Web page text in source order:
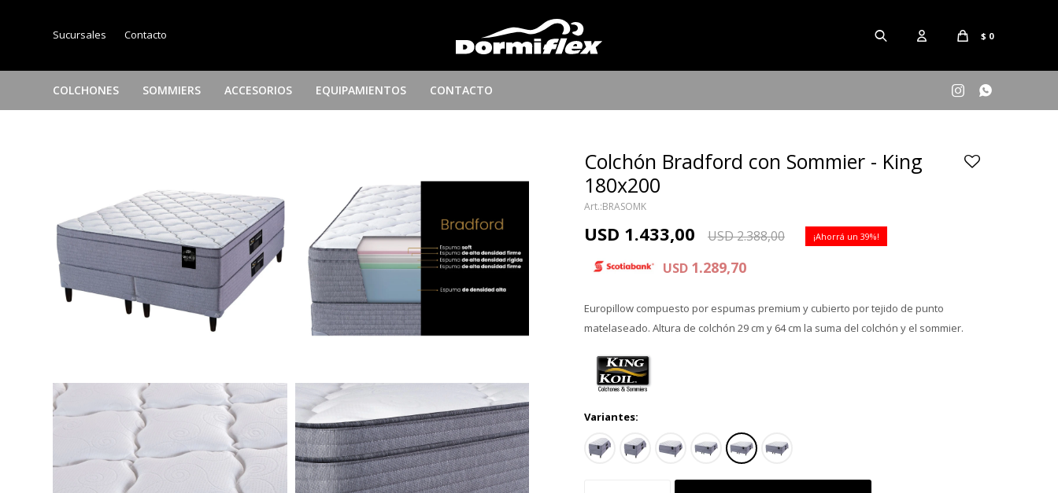
COLCHONES SOMMIERS ACCESORIOS EQUIPAMIENTOS CONTACTO
$ 0
 
Sucursales Contacto
Colchón Bradford con Sommier - King
180x200
BRASOMK
USD 1.433,00 USD2.388,00 39
USD 1.289,70
Europillow compuesto por espumas premium y cubierto por tejido de punto
matelaseado. Altura de colchón 29 cm y 64 cm la suma del colchón y el sommier.
Variantes: